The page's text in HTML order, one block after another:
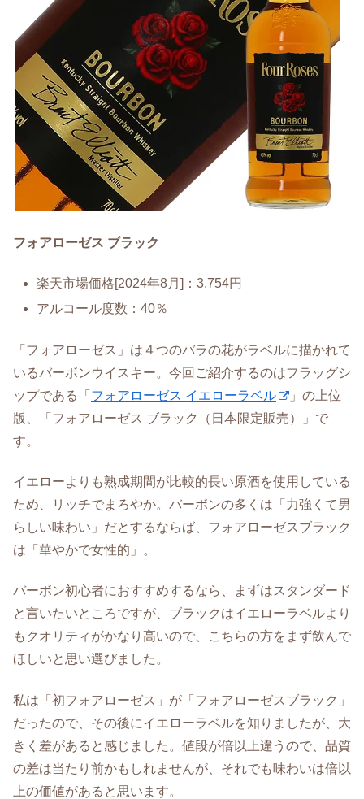
フォアローゼス ブラック
楽天市場価格[2024年8月]：3,754円
アルコール度数：40％
「フォアローゼス」は４つのバラの花がラベルに描かれて
いるバーボンウイスキー。今回ご紹介するのはフラッグシ
ップである「 フォアローゼス イエローラベル
」の上位
版、「フォアローゼス ブラック（日本限定販売）」で
す。
イエローよりも熟成期間が比較的長い原酒を使用している
ため、リッチでまろやか。バーボンの多くは「力強くて男
らしい味わい」だとするならば、フォアローゼスブラック
は「華やかで女性的」。
バーボン初心者におすすめするなら、まずはスタンダード
と言いたいところですが、ブラックはイエローラベルより
もクオリティがかなり高いので、こちらの方をまず飲んで
ほしいと思い選びました。
私は「初フォアローゼス」が「フォアローゼスブラック」
だったので、その後にイエローラベルを知りましたが、大
きく差があると感じました。値段が倍以上違うので、品質
の差は当たり前かもしれませんが、それでも味わいは倍以
上の価値があると思います。